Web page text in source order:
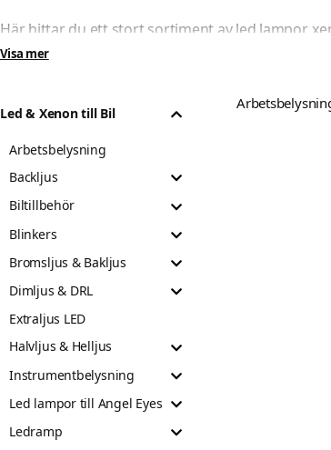
Här hittar du ett stort sortiment av led lampor,
ett utställningsobjekt, premiumlampor för
Visa mer
Led & Xenon till Bil
Arbetsbelysning
Backljus
Biltillbehör
Blinkers
Bromsljus & Bakljus
Dimljus & DRL
Extraljus LED
Halvljus & Helljus
Instrumentbelysning
Led lampor till Angel Eyes
Ledramp